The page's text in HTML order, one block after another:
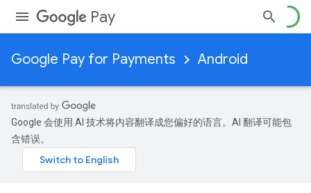
Pay
Google Pay for Payments Android
Google 会使用 AI 技术将内容翻译成您偏好的语言。AI 翻译可能包
含错误。